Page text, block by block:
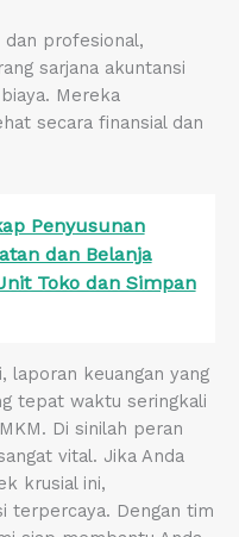
dan profesional,
sarjana akuntansi
Mereka
secara finansial dan
Penyusunan
dan Belanja
Toko dan Simpan
laporan keuangan yang
tepat waktu seringkali
Di sinilah peran
vital. Jika Anda
krusial ini,
terpercaya. Dengan tim